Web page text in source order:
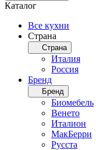
Каталог
Все кухни
Страна
Страна
Италия
Россия
Бренд
Бренд
Биомебель
Венето
Италион
МакБерри
Русста